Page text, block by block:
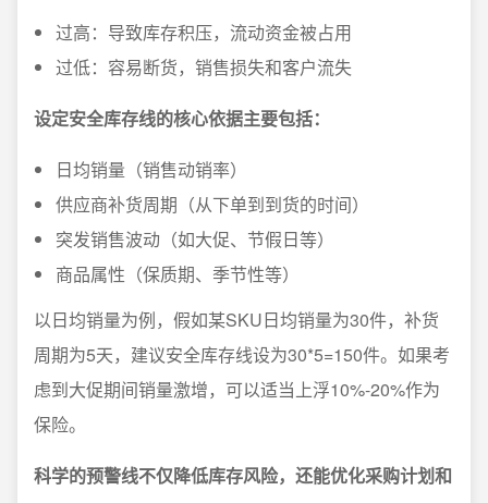
过高：导致库存积压，流动资金被占用
过低：容易断货，销售损失和客户流失
设定安全库存线的核心依据主要包括：
日均销量（销售动销率）
供应商补货周期（从下单到到货的时间）
突发销售波动（如大促、节假日等）
商品属性（保质期、季节性等）
以日均销量为例，假如某SKU日均销量为30件，补货
周期为5天，建议安全库存线设为30*5=150件。如果考
虑到大促期间销量激增，可以适当上浮10%-20%作为
保险。
科学的预警线不仅降低库存风险，还能优化采购计划和